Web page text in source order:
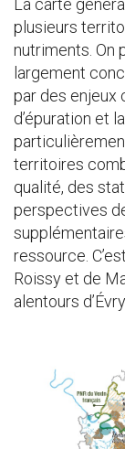
La carte
plusieurs
nutriments. On
largement
par des enjeux
d’épuration et
territoires
qualité, des
perspectives
ressource.
Roissy et de
alentours